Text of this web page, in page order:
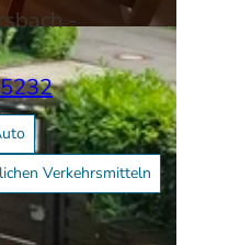
-
Verkehrsmitteln